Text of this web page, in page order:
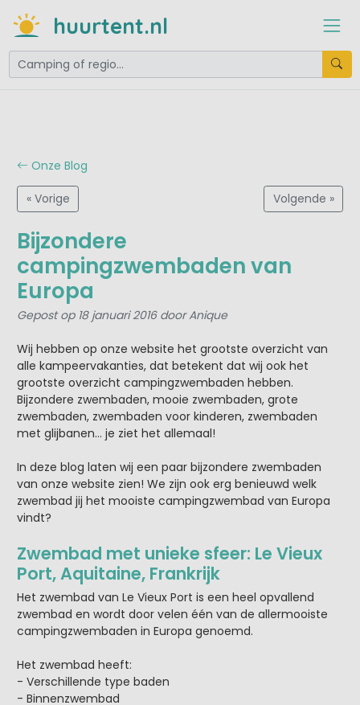
huurtent.nl
Onze Blog
« Vorige Volgende »
Bijzondere
campingzwembaden van
Europa
Gepost op 18 januari 2016 door Anique
Wij hebben op onze website het grootste overzicht van
alle kampeervakanties, dat betekent dat wij ook het
grootste overzicht campingzwembaden hebben.
Bijzondere zwembaden, mooie zwembaden, grote
zwembaden, zwembaden voor kinderen, zwembaden
met glijbanen... je ziet het allemaal!
In deze blog laten wij een paar bijzondere zwembaden
van onze website zien! We zijn ook erg benieuwd welk
zwembad jij het mooiste campingzwembad van Europa
vindt?
Zwembad met unieke sfeer: Le Vieux
Port, Aquitaine, Frankrijk
Het zwembad van Le Vieux Port is een heel opvallend
zwembad en wordt door velen één van de allermooiste
campingzwembaden in Europa genoemd.
Het zwembad heeft:
- Verschillende type baden
- Binnenzwembad